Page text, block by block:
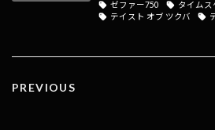
k
n
k
ゼファー750
タイムス
テイスト オブ ツクバ
PREVIOUS